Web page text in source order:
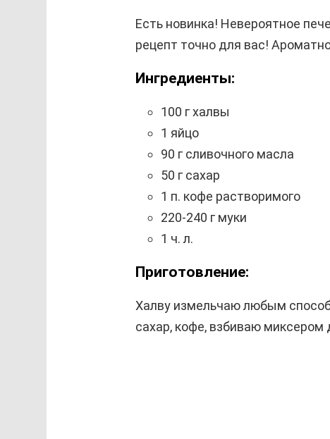
Есть новинка! Невероятное
рецепт точно для вас!
Ингредиенты:
100 г халвы
1 яйцо
90 г сливочного масла
50 г сахар
1 п. кофе растворимого
220-240 г муки
1 ч. л.
Приготовление:
Халву измельчаю любым
сахар, кофе, взбиваю миксером